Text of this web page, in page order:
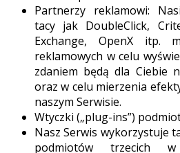
Partnerzy reklamowi:
tacy jak DoubleClick,
Exchange, OpenX itp.
reklamowych w celu
zdaniem będą dla Ciebie
oraz w celu mierzenia
naszym Serwisie.
Wtyczki („plug-ins”)
Nasz Serwis wykorzystuje
podmiotów trzecich